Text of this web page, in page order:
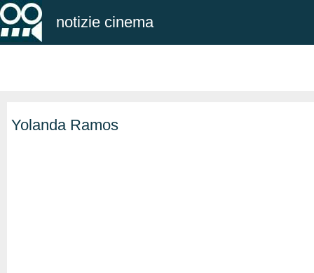
notizie cinema
Yolanda Ramos